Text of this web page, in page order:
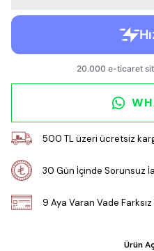
500 TL üzeri ücretsiz
30 Gün İçinde Sorunsuz
9 Aya Varan Vade
Ürün